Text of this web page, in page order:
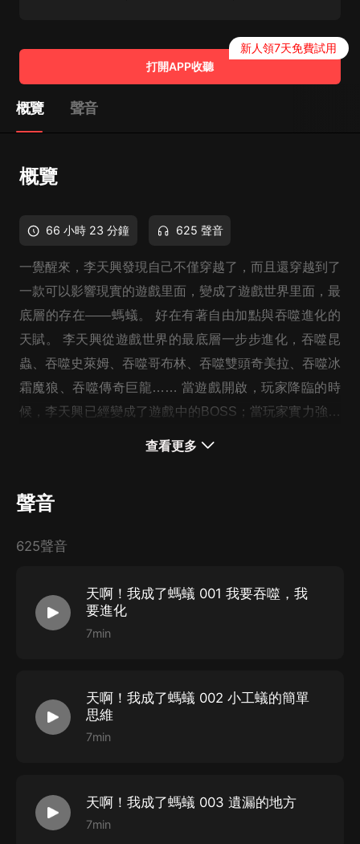
打開APP收聽
新人領7天免費試用
概覽 聲音
概覽
66 小時 23 分鐘 625 聲音
一覺醒來，李天興發現自己不僅穿越了，而且還穿越到了
一款可以影響現實的遊戲里面，變成了遊戲世界里面，最
底層的存在——螞蟻。 好在有著自由加點與吞噬進化的
天賦。 李天興從遊戲世界的最底層一步步進化，吞噬昆
蟲、吞噬史萊姆、吞噬哥布林、吞噬雙頭奇美拉、吞噬冰
霜魔狼、吞噬傳奇巨龍…… 當遊戲開啟，玩家降臨的時
候，李天興已經變成了遊戲中的BOSS；當玩家實力強盛
查看更多
聲音
625聲音
天啊！我成了螞蟻 001 我要吞噬，我
要進化
7min
天啊！我成了螞蟻 002 小工蟻的簡單
思維
7min
天啊！我成了螞蟻 003 遺漏的地方
7min